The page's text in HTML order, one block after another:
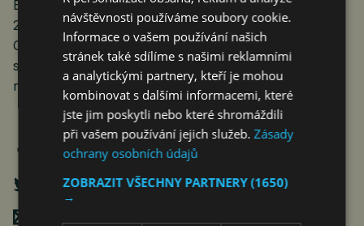
Energetická skupina Greenbuddies dosáhla v roce
2024 čistého obratu 796,6 milionu korun. Společnost
Greenbuddies , s.r.o., vznikla v roce 2017. Akciová
společnost Greenbuddies holding byla do firemního
rejstříku zapsána loni v prosinci.
návštěvnosti používáme soubory cookie.
Informace o vašem používání našich
stránek také sdílíme s našimi reklamními
a analytickými partnery, kteří je mohou
kombinovat s dalšími informacemi, které
jste jim poskytli nebo které shromáždili
při vašem používání jejich služeb.Zásady
ochrany osobních údajů
ZOBRAZIT VŠECHNY PARTNERY(1650)
→